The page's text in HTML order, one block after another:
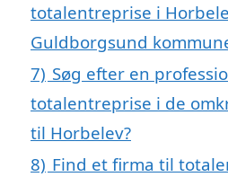
totalentreprise i
Guldborgsund
7) Søg efter en
totalentreprise i de
til Horbelev?
8) Find et firma til